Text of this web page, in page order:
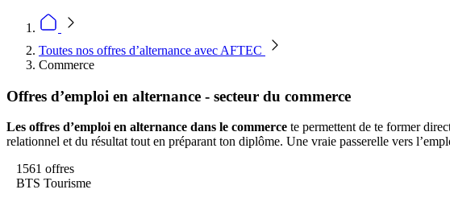
Toutes nos offres d’alternance avec AFTEC
Commerce
Offres d’emploi en alternance - secteur du commerce
Les offres d’emploi en alternance dans le commerce te permettent de te former
relationnel et du résultat tout en préparant ton diplôme. Une vraie passerelle vers
1561 offres
BTS Tourisme